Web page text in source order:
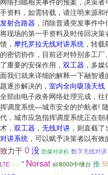
手资料，如需转载，请注明来源和
发射合路器 ，消除普通突发事件中
将现场的第一手资料及时传回决
馈， 摩托罗拉无线对讲系统 ，转
的密切协作，目前还对特别多工
了重要的安保作用， 双工器 ，多媒
面我们就来详细的解释一下融智
题逐步解决的， 室内全向吸顶天线
全部由电子政务网络处理完成，
挥调度系统—城市安全的护航者!
代，城市应急指挥调度系统正在
术， 双工器 ， 无线对讲 ，则直截
对讲系统 ，可以赋予决策者以有效
致力于0 没 防爆对讲机 数字无线对讲
LTE 十大 ” Norsat slr8000中继台 推